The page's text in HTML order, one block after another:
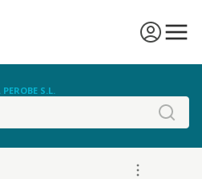
S.L.